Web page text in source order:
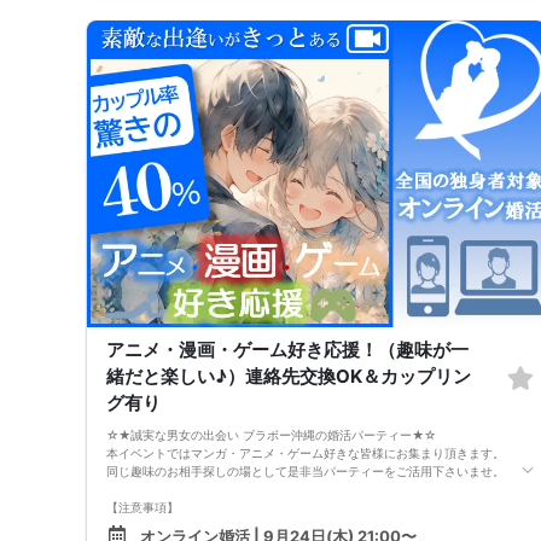
・最小催行人数 1対1、最大20名（男女比調整のため定員になる前にキャ
ンセル待ちとなる場合がございます）
・イベント開催時刻１時間前迄に最小催行人数に満たない場合は中止のご
連絡を差し上げます。
アニメ・漫画・ゲーム好き応援！（趣味が一
緒だと楽しい♪）連絡先交換OK＆カップリン
グ有り
☆★誠実な男女の出会い ブラボー沖縄の婚活パーティー★☆
本イベントではマンガ・アニメ・ゲーム好きな皆様にお集まり頂きます。
同じ趣味のお相手探しの場として是非当パーティーをご活用下さいませ。
【注意事項】
・全国各地に募集しております。お相手の居住地はご自身の居住地と異な
オンライン婚活 | 9月24日(木) 21:00〜